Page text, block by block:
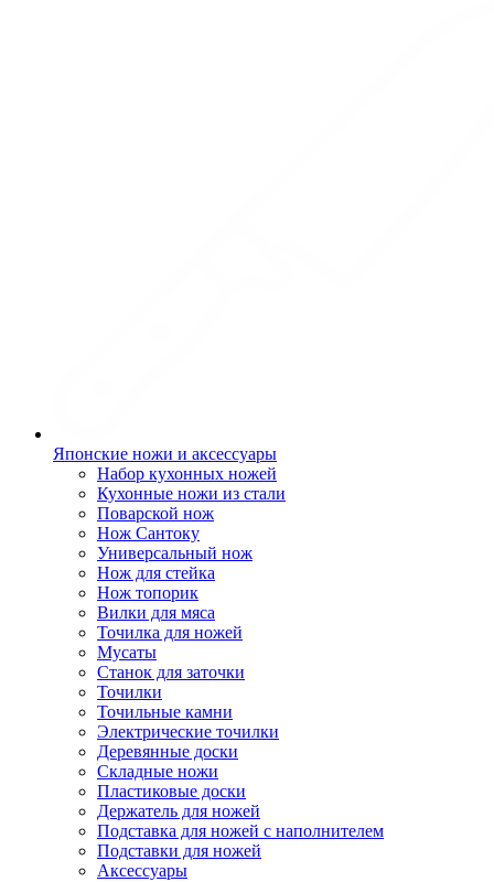
Японские ножи и аксессуары
Набор кухонных ножей
Кухонные ножи из стали
Поварской нож
Нож Сантоку
Универсальный нож
Нож для стейка
Нож топорик
Вилки для мяса
Точилка для ножей
Мусаты
Станок для заточки
Точилки
Точильные камни
Электрические точилки
Деревянные доски
Складные ножи
Пластиковые доски
Держатель для ножей
Подставка для ножей с наполнителем
Подставки для ножей
Аксессуары